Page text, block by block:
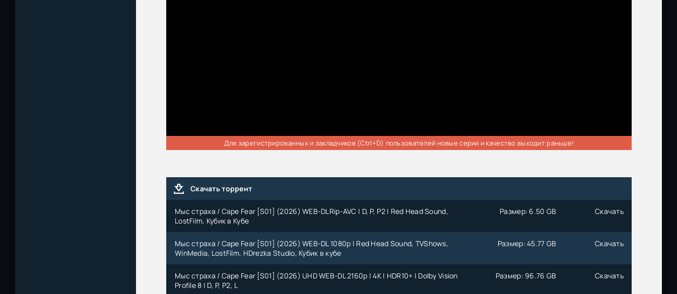
Для зарегистрированных и закладчиков (Ctrl+D) пользователей новые серии и качество выходит раньше!
Скачать торрент
Мыс страха / Cape Fear [S01] (2026) WEB-DLRip-AVC | D, P, P2 | Red Head Sound,
LostFilm, Кубик в Кубе
Размер: 6.50 GB Скачать
Мыс страха / Cape Fear [S01] (2026) WEB-DL 1080p | Red Head Sound, TVShows,
WinMedia, LostFilm, HDrezka Studio, Кубик в кубе
Размер: 45.77 GB Скачать
Мыс страха / Cape Fear [S01] (2026) UHD WEB-DL 2160p | 4K | HDR10+ | Dolby Vision
Profile 8 | D, P, P2, L
Размер: 96.76 GB Скачать